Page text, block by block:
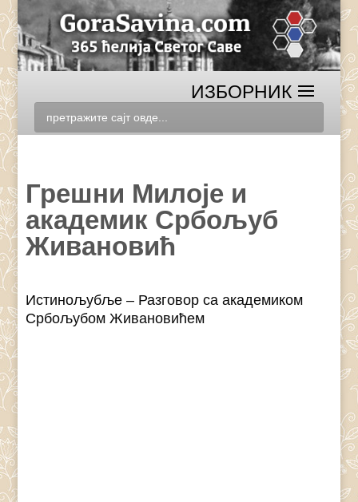
Грешни Милоје и
академик Србољуб
Живановић
Истинољубље – Разговор са академиком
Србољубом Живановићем